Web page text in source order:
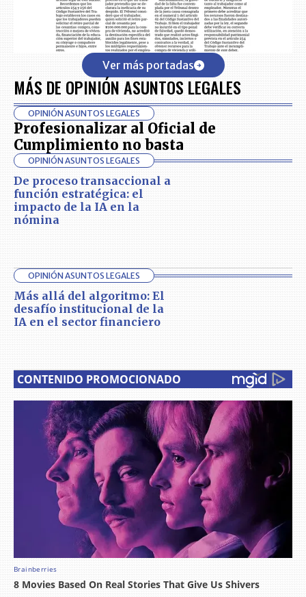
Ver más portadas
MÁS DE OPINIÓN ASUNTOS LEGALES
OPINIÓN ASUNTOS LEGALES
Profesionalizar al Oficial de
Cumplimiento no basta
OPINIÓN ASUNTOS LEGALES
De proceso transaccional a
función estratégica: el
impacto de la IA en la
nómina
OPINIÓN ASUNTOS LEGALES
Más allá del algoritmo: El
desafío institucional de la
IA en el sector financiero